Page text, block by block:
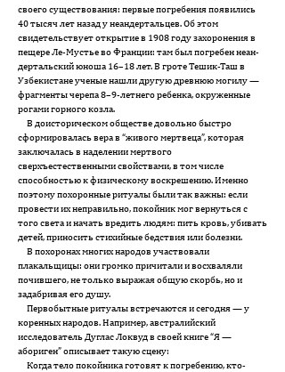
своего существования: первые погребения появились
40 тысяч лет назад у не­ан­дертальцев. Об этом
свидетельствует открытие в 1908 году захоронения в
пещере Ле-Мустье во Франции: там был погребен неан­
дер­тальский юноша 16–18 лет. В гроте Тешик-Таш в
Узбекистане ученые нашли другую древнюю могилу —
фрагменты черепа 8–9-летнего ребенка, окруженные
рогами горного козла.
В доисторическом обществе довольно быстро
сформировалась вера в “живого мертвеца”, которая
заключалась в наделении мертвого
сверхъестественными свойствами, в том числе
способностью к физическому воскрешению. Именно
поэтому похоронные ритуалы были так важны: если
провести их неправильно, покойник мог вернуться с
того света и начать вредить людям: пить кровь, убивать
детей, приносить стихийные бедствия или болезни.
В похоронах многих народов участвовали
плакальщицы: они громко причитали и восхваляли
почившего, не только выражая общую скорбь, но и
задабривая его душу.
Первобытные ритуалы встречаются и сегодня — у
коренных народов. Например, австралийский
исследователь Дуглас Локвуд в своей книге “Я —
абориген” описывает такую сцену:
Когда тело покойника готовят к погребению, кто-